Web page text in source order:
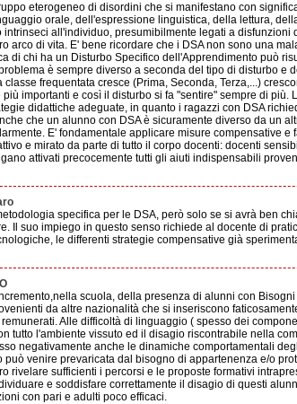
eterogeneo di disordini che si manifestano con
orale, dell'espressione linguistica, della lettura,
all'individuo, presumibilmente legati a disfunzioni
arco di vita. E' bene ricordare che i DSA non sono una
di chi ha un Disturbo Specifico dell'Apprendimento può
è sempre diverso a seconda del tipo di disturbo e
frequentata cresce (Prima, Seconda, Terza,...)
importanti e così il disturbo si fa "sentire" sempre di più.
didattiche adeguate, in quanto i ragazzi con DSA
che un alunno con DSA è sicuramente diverso da un
E' fondamentale applicare misure compensative e
e mirato da parte di tutto il corpo docenti: docenti
attivati precocemente tutti gli aiuti indispensabili
specifica per le DSA, però solo se si avrà ben
Il suo impiego in questo senso richiede al docente di
le differenti strategie compensative già
scuola, della presenza di alunni con Bisogni
da altre nazionalità che si inseriscono
Alle difficoltà di linguaggio ( spesso dei
tutto l'ambiente vissuto ed il disagio riscontrabile nella
negativamente anche le dinamiche comportamentali
venire prevaricata dal bisogno di appartenenza e/o
rivelare sufficienti i percorsi e le proposte formativi
e soddisfare correttamente il disagio di questi
con pari e adulti poco efficaci.